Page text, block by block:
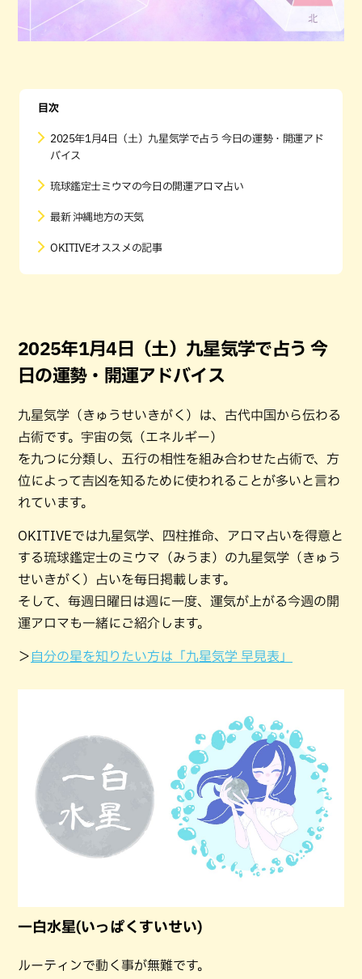
目次
2025年1月4日（土）九星気学で占う 今日の運勢・開運アド
バイス
琉球鑑定士ミウマの今日の開運アロマ占い
最新 沖縄地方の天気
OKITIVEオススメの記事
2025年1月4日（土）九星気学で占う 今
日の運勢・開運アドバイス
九星気学（きゅうせいきがく）は、古代中国から伝わる
占術です。宇宙の気（エネルギー）
を九つに分類し、五行の相性を組み合わせた占術で、方
位によって吉凶を知るために使われることが多いと言わ
れています。
OKITIVEでは九星気学、四柱推命、アロマ占いを得意と
する琉球鑑定士のミウマ（みうま）の九星気学（きゅう
せいきがく）占いを毎日掲載します。
そして、毎週日曜日は週に一度、運気が上がる今週の開
運アロマも一緒にご紹介します。
＞ 自分の星を知りたい方は「九星気学 早見表」
一白水星(いっぱくすいせい)
ルーティンで動く事が無難です。